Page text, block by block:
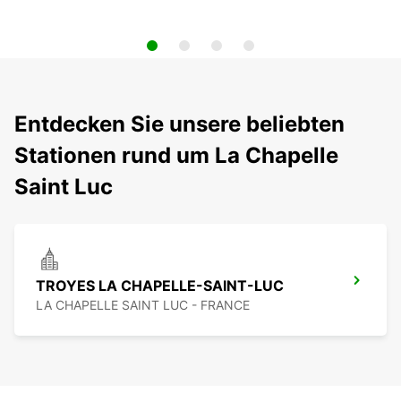
Entdecken Sie unsere beliebten
Stationen rund um La Chapelle
Saint Luc
TROYES LA CHAPELLE-SAINT-LUC
LA CHAPELLE SAINT LUC - FRANCE